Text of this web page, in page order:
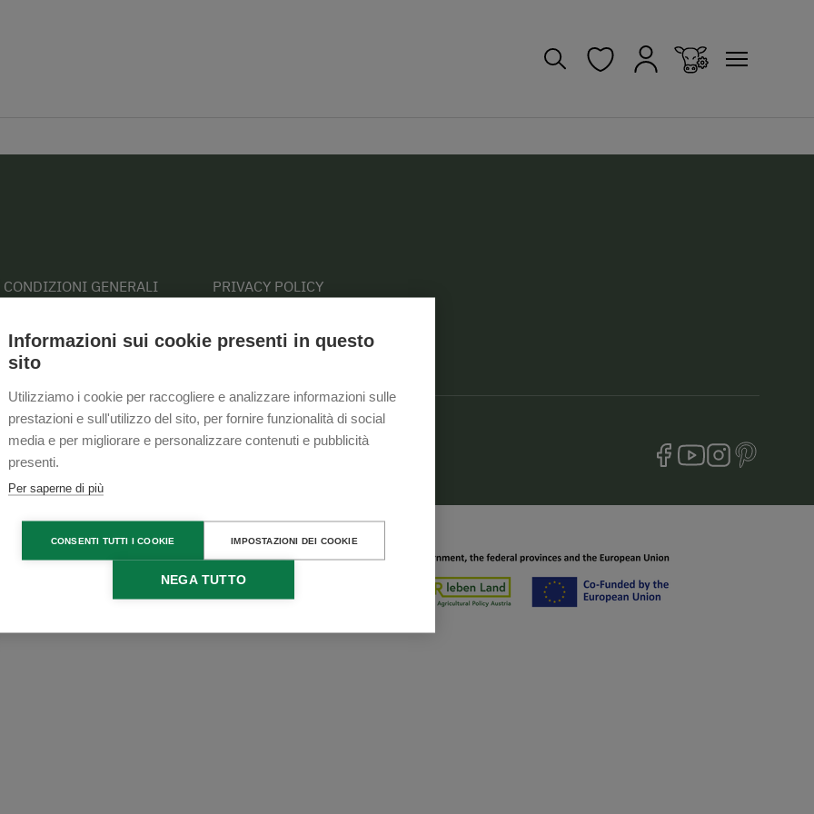
GENERALI
LEGALE
PRIVACY POLICY
Informazioni sui cookie presenti in questo
sito
Utilizziamo i cookie per raccogliere e analizzare informazioni sulle
prestazioni e sull'utilizzo del sito, per fornire funzionalità di social
media e per migliorare e personalizzare contenuti e pubblicità
presenti.
Per saperne di più
CONSENTI TUTTI I COOKIE IMPOSTAZIONI DEI COOKIE
NEGA TUTTO